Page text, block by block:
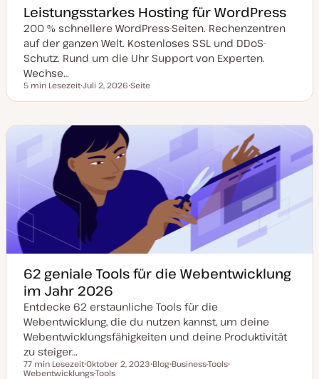
Leistungsstarkes Hosting für WordPress
200 % schnellere WordPress-Seiten. Rechenzentren
auf der ganzen Welt. Kostenloses SSL und DDoS-
Schutz. Rund um die Uhr Support von Experten.
Wechse…
Lesezeit
5 min Lesezeit
a
k
t
l
s
t
Juli 2, 2026
o
y
p
Seite
62 geniale Tools für die Webentwicklung
im Jahr 2026
Entdecke 62 erstaunliche Tools für die
Webentwicklung, die du nutzen kannst, um deine
Webentwicklungsfähigkeiten und deine Produktivität
zu steiger…
Lesezeit
77 min Lesezeit
D
Oktober 2, 2023 Blog Business-Tools
Webentwicklungs-Tools